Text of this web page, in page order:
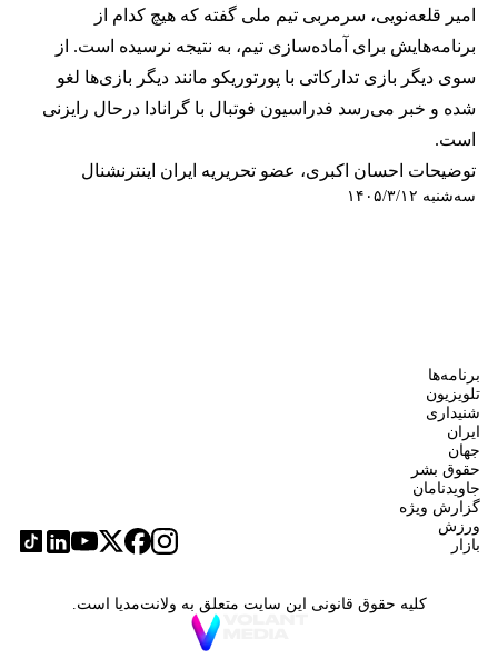
امیر قلعه‌نویی، سرمربی تیم ملی گفته که هیچ کدام از
برنامه‌هایش برای آماده‌سازی تیم، به نتیجه نرسیده است. از
سوی دیگر بازی تدارکاتی با پورتوریکو مانند دیگر بازی‌ها لغو
شده و خبر می‌رسد فدراسیون فوتبال با گرانادا درحال رایزنی
است.
توضیحات احسان اکبری، عضو تحریریه ایران اینترنشنال
سه‌شنبه ۱۴۰۵/۳/۱۲
برنامه‌ها
تلویزیون
شنیداری
ایران
جهان
حقوق بشر
جاویدنامان
گزارش ویژه
ورزش
بازار
کلیه حقوق قانونی این سایت متعلق به ولانت‌مدیا است.